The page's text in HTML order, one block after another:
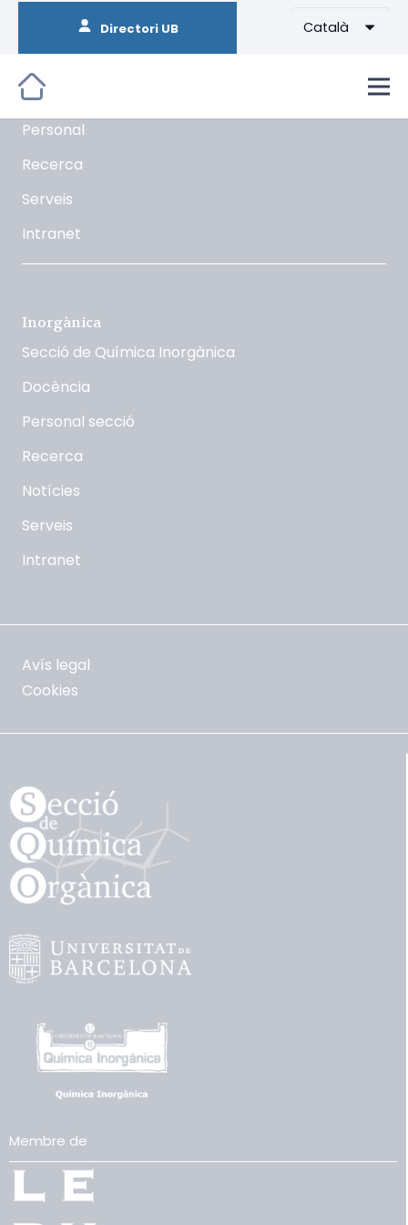
Directori UB Català
Orgànica
La Secció
Docència
Personal
Recerca
Serveis
Intranet
Inorgànica
Secció de Química Inorgànica
Docència
Personal secció
Recerca
Notícies
Serveis
Intranet
Avís legal
Cookies
Membre de